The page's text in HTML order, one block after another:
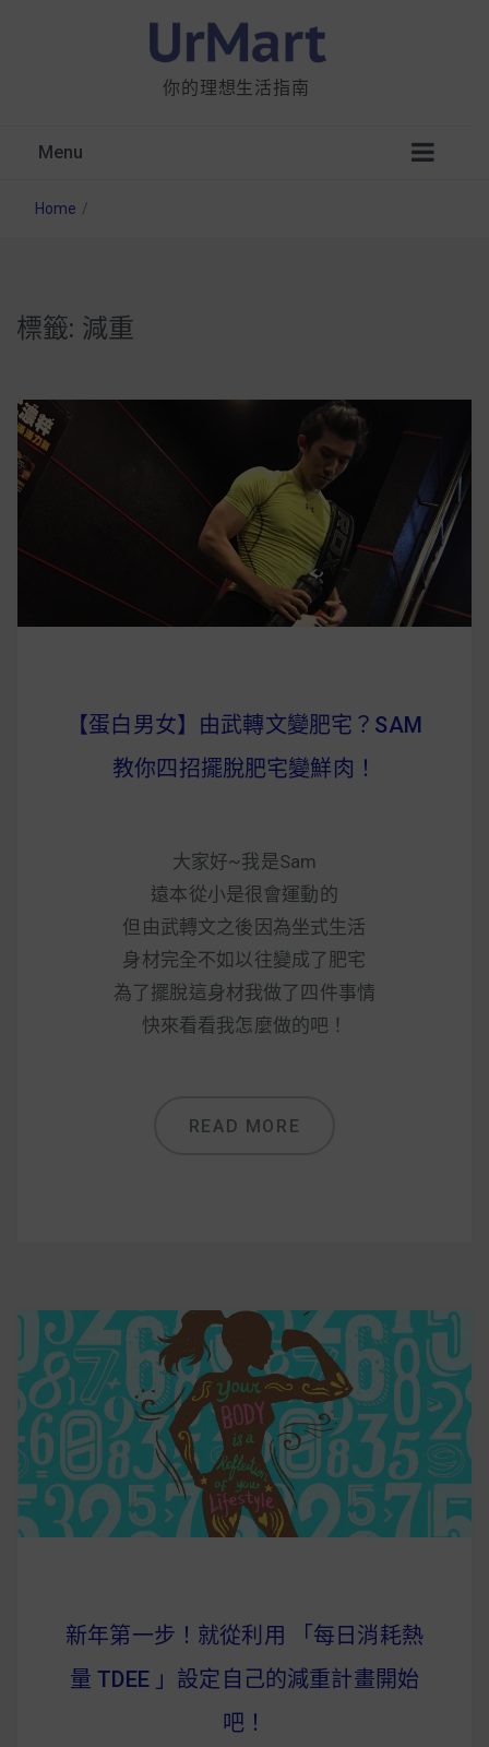
你的理想生活指南
Menu
星巴克都用 OATLY 泡咖啡？市售燕麥奶大剖
無麩質食物清單一覽：燕麥、麵包還有餅乾，
早餐這樣料理最適合！
早上沒時間做早餐？10 款隔夜更美味的燕麥粥
簡單料理
清楚！
減醣食材推薦
減醣料理食譜
Home /
標籤: 減重
【蛋白男女】由武轉文變肥宅？SAM
教你四招擺脫肥宅變鮮肉！
大家好~我是Sam
遠本從小是很會運動的
但由武轉文之後因為坐式生活
身材完全不如以往變成了肥宅
為了擺脫這身材我做了四件事情
快來看看我怎麼做的吧！
READ MORE
新年第一步！就從利用 「每日消耗熱
量 TDEE 」設定自己的減重計畫開始
吧！